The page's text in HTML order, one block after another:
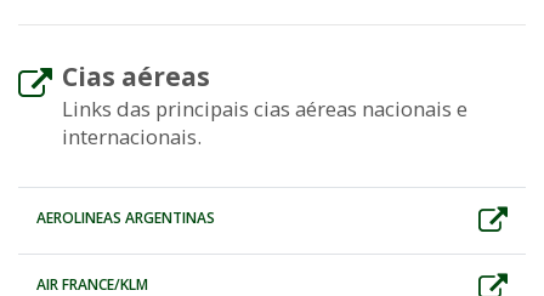
Cias aéreas
Links das principais cias aéreas nacionais e
internacionais.
AEROLINEAS ARGENTINAS
AIR FRANCE/KLM